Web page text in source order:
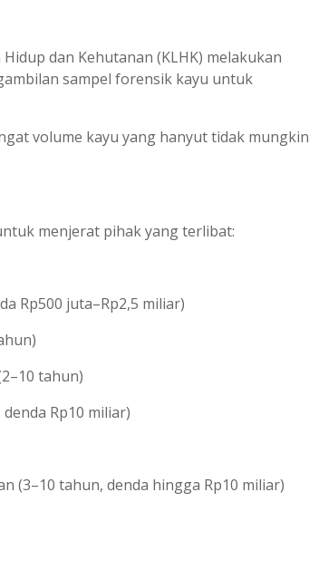
dan Kehutanan (KLHK) melakukan
sampel forensik kayu untuk
volume kayu yang hanyut tidak mungkin
menjerat pihak yang terlibat:
Rp500 juta–Rp2,5 miliar)
tahun)
Rp10 miliar)
(3–10 tahun, denda hingga Rp10 miliar)